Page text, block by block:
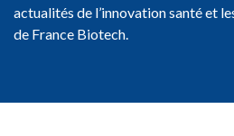
actualités de l’innovation santé et
de France Biotech.